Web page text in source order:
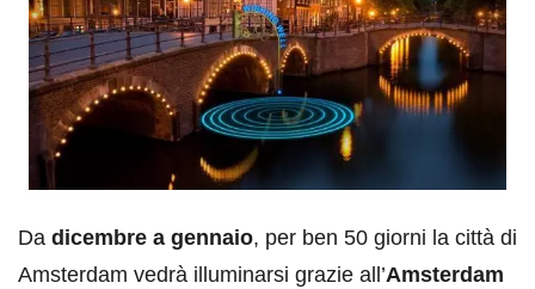
Da dicembre a gennaio, per ben 50 giorni la città di
Amsterdam vedrà illuminarsi grazie all’Amsterdam